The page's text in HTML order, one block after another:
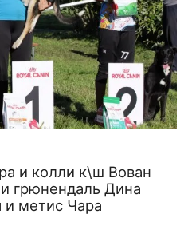
и колли к\ш Вован
грюнендаль Дина
и метис Чара